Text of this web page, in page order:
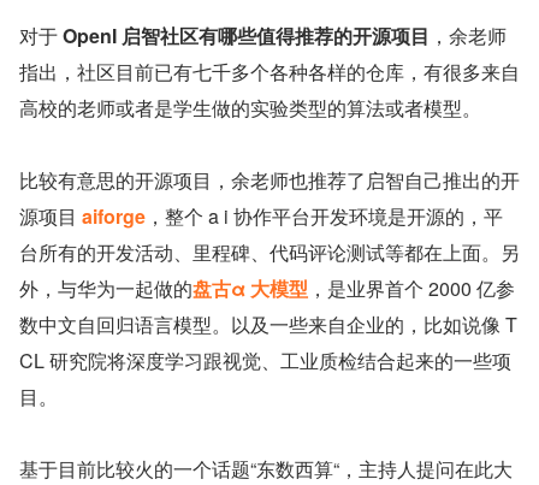
对于 OpenI 启智社区有哪些值得推荐的开源项目 ，余老师
指出，社区目前已有七千多个各种各样的仓库，有很多来自
高校的老师或者是学生做的实验类型的算法或者模型。
比较有意思的开源项目，余老师也推荐了启智自己推出的开
源项目 aiforge ，整个 a i 协作平台开发环境是开源的，平
台所有的开发活动、里程碑、代码评论测试等都在上面。另
外，与华为一起做的盘古α 大模型 ，是业界首个 2000 亿参
数中文自回归语言模型。以及一些来自企业的，比如说像 T
CL 研究院将深度学习跟视觉、工业质检结合起来的一些项
目。
基于目前比较火的一个话题“东数西算“，主持人提问在此大